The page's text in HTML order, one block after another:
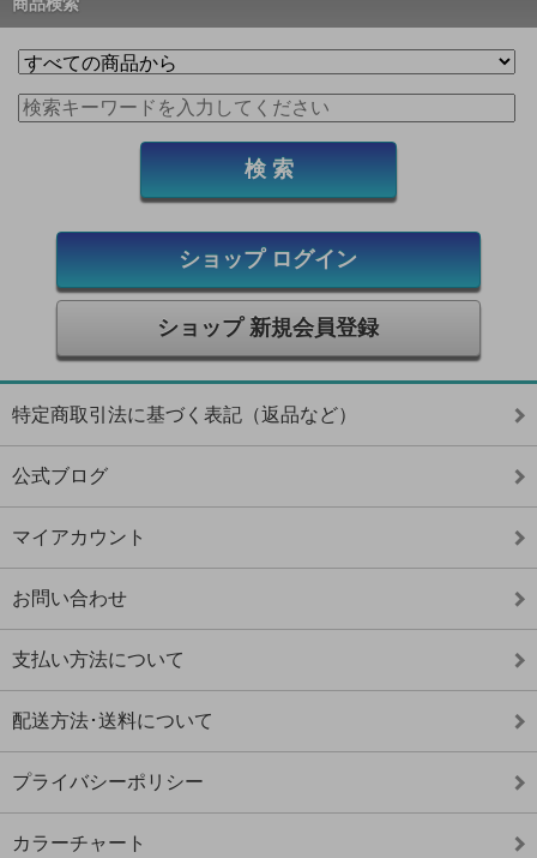
ショップ ログイン
ショップ 新規会員登録
特定商取引法に基づく表記（返品など）
公式ブログ
マイアカウント
お問い合わせ
支払い方法について
配送方法･送料について
プライバシーポリシー
カラーチャート